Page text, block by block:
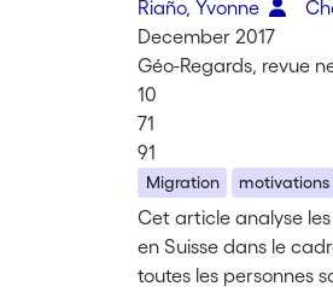
Riaño, Yvonne
December 2017
Géo-Regards, revue
10
71
91
Migration motivations
Cet article analyse
en Suisse dans le
toutes les personnes